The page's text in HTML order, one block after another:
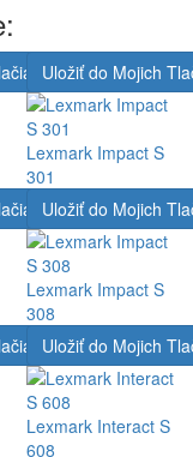
Uložiť do Mojich
Lexmark Impact S
301
Uložiť do Mojich
Lexmark Impact S
308
Uložiť do Mojich
Lexmark Interact S
608